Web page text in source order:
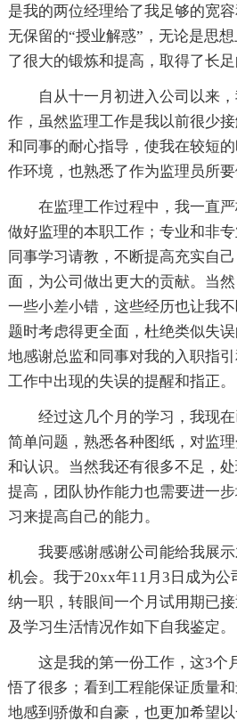
是我的两位经理给了我足够的宽
无保留的“授业解惑”，无论是思
了很大的锻炼和提高，取得了长足
自从十一月初进入公司以来
作，虽然监理工作是我以前很少
和同事的耐心指导，使我在较短
作环境，也熟悉了作为监理员所要
在监理工作过程中，我一直
做好监理的本职工作；专业和非
同事学习请教，不断提高充实自
面，为公司做出更大的贡献。当
一些小差小错，这些经历也让我
题时考虑得更全面，杜绝类似失
地感谢总监和同事对我的入职指
工作中出现的失误的提醒和指正。
经过这几个月的学习，我现
简单问题，熟悉各种图纸，对监
和认识。当然我还有很多不足，
提高，团队协作能力也需要进一
习来提高自己的能力。
我要感谢感谢公司能给我展
机会。我于20xx年11月3日成为公
纳一职，转眼间一个月试用期已
及学习生活情况作如下自我鉴定。
这是我的第一份工作，这3个
悟了很多；看到工程能保证质量
地感到骄傲和自豪，也更加希望